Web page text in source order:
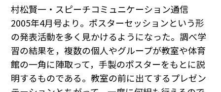
村松賢一・スピーチコミュニケーション通信
2005年4月号より。ポスターセッションという形
の発表活動を多く見かけるようになった。調べ学
習の結果を，複数の個人やグループが教室や体育
館の一角に陣取って，手製のポスターをもとに説
明するものである。教室の前に出てするプレゼン